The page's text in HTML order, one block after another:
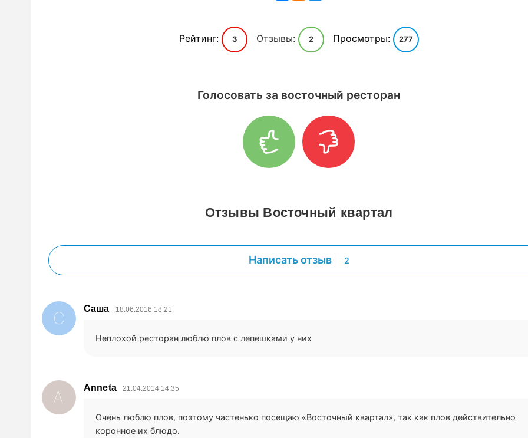
Рейтинг: 3 Отзывы: 2 Просмотры: 277
Голосовать за восточный ресторан
Отзывы Восточный квартал
Написать отзыв 2
Саша 18.06.2016 18:21
Неплохой ресторан люблю плов с лепешками у них
Anneta 21.04.2014 14:35
Очень люблю плов, поэтому частенько посещаю «Восточный квартал», так как плов действительно
коронное их блюдо.